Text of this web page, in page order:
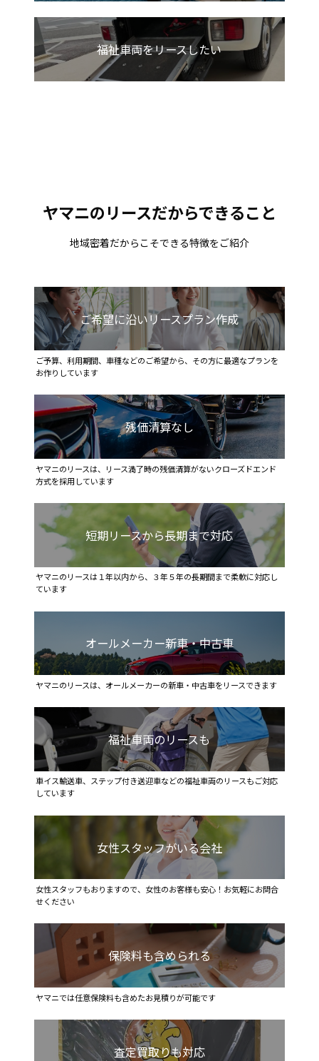
福祉車両をリースしたい
ヤマニのリースだからできること
地域密着だからこそできる特徴をご紹介
ご希望に沿いリースプラン作成
ご予算、利用期間、車種などのご希望から、その方に最適なプランを
お作りしています
残価清算なし
ヤマニのリースは、リース満了時の残価清算がないクローズドエンド
方式を採用しています
短期リースから長期まで対応
ヤマニのリースは１年以内から、３年５年の長期間まで柔軟に対応し
ています
オールメーカー新車・中古車
ヤマニのリースは、オールメーカーの新車・中古車をリースできます
福祉車両のリースも
車イス輸送車、ステップ付き送迎車などの福祉車両のリースもご対応
しています
女性スタッフがいる会社
女性スタッフもおりますので、女性のお客様も安心！お気軽にお問合
せください
保険料も含められる
ヤマニでは任意保険料も含めたお見積りが可能です
査定買取りも対応